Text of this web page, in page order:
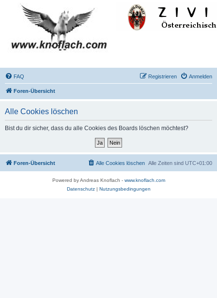
FAQ Anmelden
Registrieren
Foren-Übersicht
Alle Cookies löschen
Bist du dir sicher, dass du alle Cookies des Boards löschen möchtest?
Foren-Übersicht Alle Zeiten sind UTC+01:00
Alle Cookies löschen
Powered by Andreas Knoflach - www.knoflach.com
Datenschutz| Nutzungsbedingungen